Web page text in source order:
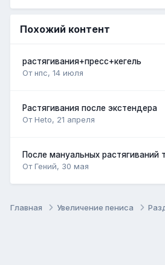
Похожий контент
растягивания+пресс+кегель
От нпс, 14 июля
Растягивания после экстендера
От Heto, 21 апреля
После мануальных растягиваний
От Гений, 30 мая
Главная Увеличение пениса